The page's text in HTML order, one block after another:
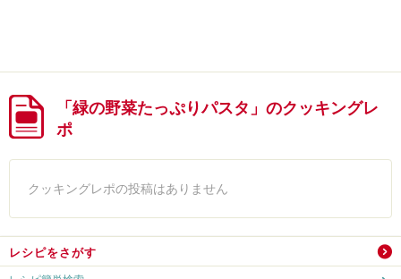
「緑の野菜たっぷりパスタ」のクッキングレ
ポ
クッキングレポの投稿はありません
レシピをさがす